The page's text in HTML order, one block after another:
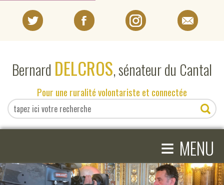
Bernard DELCROS, sénateur du Cantal
Pour une ruralité volontariste et connectée
≡ MENU
EN DIRECT DU SÉNAT
EN DIRECT DU CANTAL
COMPRENDRE LE SÉNAT